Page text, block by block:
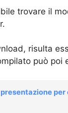
trovare il
risulta
può